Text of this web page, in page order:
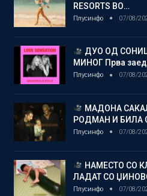
RESORTS ВО…
Плусинфо 07/08/
ДУО ОД
МИНОГ Прва
Плусинфо 07/08/
МАДОНА
РОДМАН И БИЛА
Плусинфо 07/08/
НАМЕСТО СО
ЛАДАТ СО
Плусинфо 07/08/